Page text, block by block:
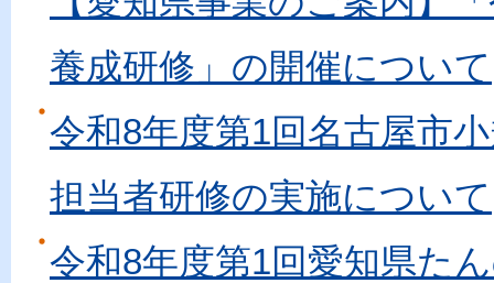
養成研修」の開催について
令和8年度第1回名古屋市
担当者研修の実施について
令和8年度第1回愛知県た